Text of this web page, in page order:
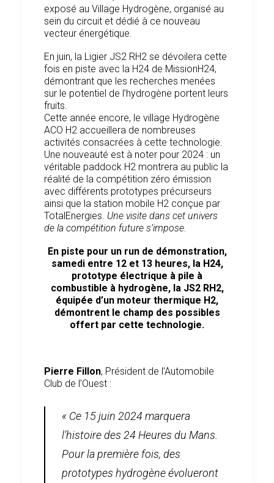
exposé au Village Hydrogène, organisé au
sein du circuit et dédié à ce nouveau
vecteur énergétique.
En juin, la Ligier JS2 RH2 se dévoilera cette
fois en piste avec la H24 de MissionH24,
démontrant que les recherches menées
sur le potentiel de l’hydrogène portent leurs
fruits.
Cette année encore, le village Hydrogène
ACO H2 accueillera de nombreuses
activités consacrées à cette technologie.
Une nouveauté est à noter pour 2024 : un
véritable paddock H2 montrera au public la
réalité de la compétition zéro émission
avec différents prototypes précurseurs
ainsi que la station mobile H2 conçue par
TotalEnergies. Une visite dans cet univers
de la compétition future s’impose.
En piste pour un run de démonstration,
samedi entre 12 et 13 heures, la H24,
prototype électrique à pile à
combustible à hydrogène, la JS2 RH2,
équipée d’un moteur thermique H2,
démontrent le champ des possibles
offert par cette technologie.
Pierre Fillon, Président de l’Automobile
Club de l’Ouest :
« Ce 15 juin 2024 marquera
l’histoire des 24 Heures du Mans.
Pour la première fois, des
prototypes hydrogène évolueront